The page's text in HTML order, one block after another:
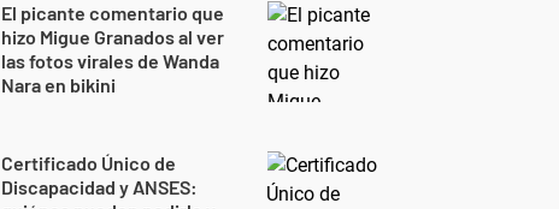
El picante comentario que
hizo Migue Granados al ver
las fotos virales de Wanda
Nara en bikini
Certificado Único de
Discapacidad y ANSES: